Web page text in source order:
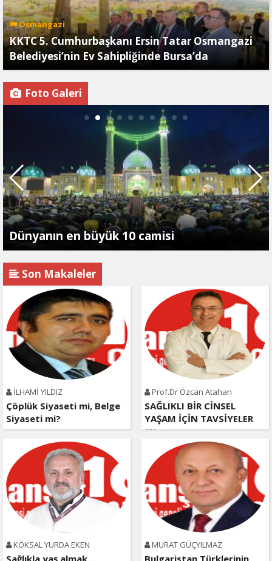
Osmangazi
KKTC 5. Cumhurbaşkanı Ersin Tatar Osmangazi
Belediyesi’nin Ev Sahipliğinde Bursa’da
Foto Galeri
Dünyanın en büyük 10 camisi
Son Makaleler
İLHAMİ YILDIZ
Çöplük Siyaseti mi, Belge
Siyaseti mi?
Prof.Dr Özcan Atahan
SAĞLIKLI BİR CİNSEL
YAŞAM İÇİN TAVSİYELER
(2)
KÖKSAL YURDA EKEN
Sağlıkla yaş almak...
MURAT GÜÇYILMAZ
Bulgaristan Türklerinin